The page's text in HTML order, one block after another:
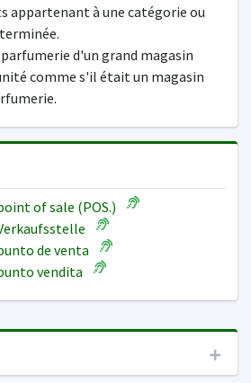
appartenant à une catégorie ou
parfumerie d'un grand magasin
comme s'il était un magasin
of sale (POS.)
de venta
vendita